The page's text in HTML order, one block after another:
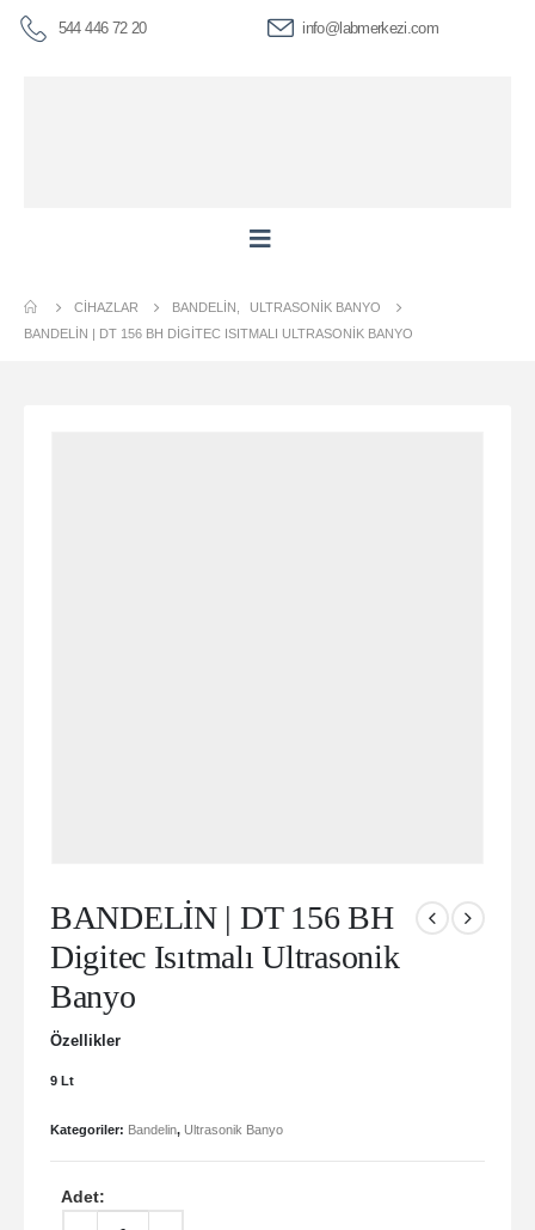
544 446 72 20 info@labmerkezi.com
CIHAZLAR BANDELIN
ULTRASONIK BANYO
BANDELİN | DT 156 BH DIGITEC ISITMALI ULTRASONIK BANYO
BANDELİN | DT 156 BH
Digitec Isıtmalı Ultrasonik
Banyo
Özellikler
9 Lt
Kategoriler: Bandelin, Ultrasonik Banyo
Adet: